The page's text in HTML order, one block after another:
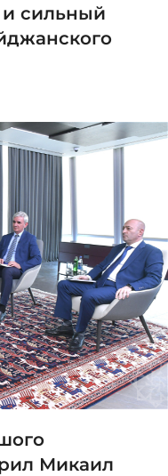
и сильный
Микаил